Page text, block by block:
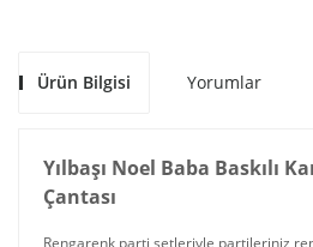
Ürün Bilgisi Yorumlar
Yılbaşı Noel Baba Baskılı
Çantası
Rengarenk parti setleriyle partileriniz